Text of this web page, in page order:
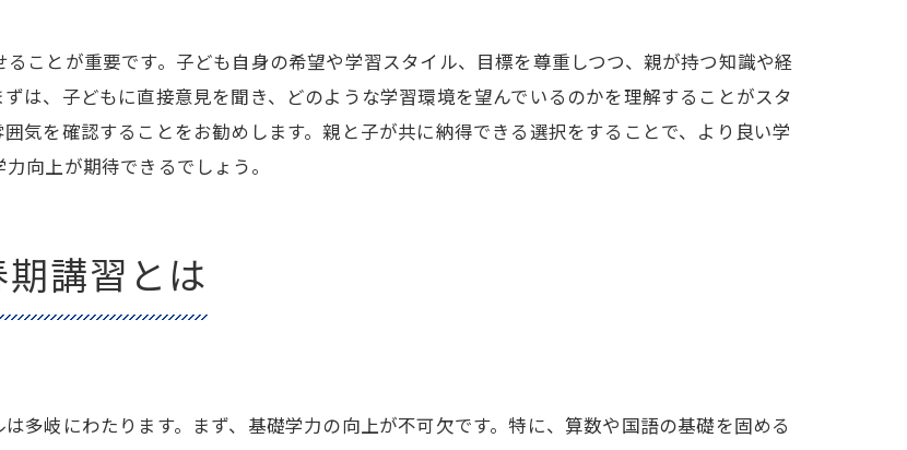
学習塾でのサポートを最大限に利用する
生にとっての学習塾春期講習の重要性
春期講習で身につけるべき基礎力
学習習慣を確立するための春期講習
新学期に備えた準備としての位置づけ
日常生活と学習のバランスを保つ方法
ことが重要です。子ども自身の希望や学習スタイル、目標を尊重しつつ、親が持つ知識や経
は、子どもに直接意見を聞き、どのような学習環境を望んでいるのかを理解することがスタ
気を確認することをお勧めします。親と子が共に納得できる選択をすることで、より良い学
向上が期待できるでしょう。
講習とは
多岐にわたります。まず、基礎学力の向上が不可欠です。特に、算数や国語の基礎を固める